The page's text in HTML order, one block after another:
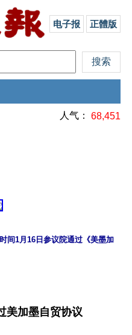
电子报 正體版
人气： 68,451
间1月16日参议院通过《美墨加
美加墨自贸协议